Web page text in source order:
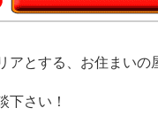
とする、お住まいの
下さい！